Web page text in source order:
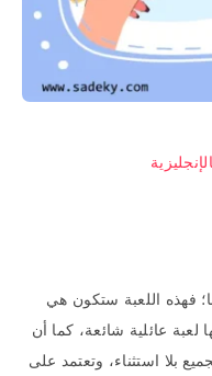
فهذه اللعبة ستكون هي
لعبة عائلية شائعة، كما أن
بلا استثناء، وتعتمد على